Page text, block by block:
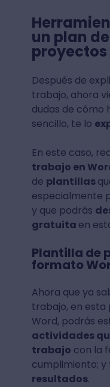
un plan
proyectos
Después de
trabajo, ahora
dudas de cómo
sencillo, te lo
En este caso,
trabajo en
de plantillas
especialmente
y que podrás
gratuita en
Plantilla de
formato
Ahora que ya
trabajo, en
Word, podrás
actividades
trabajo con la
cumplimiento; y
resultados.